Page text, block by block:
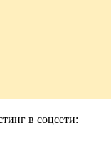
в соцсети: